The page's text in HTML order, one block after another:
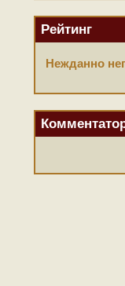
Рейтинг
Нежданно